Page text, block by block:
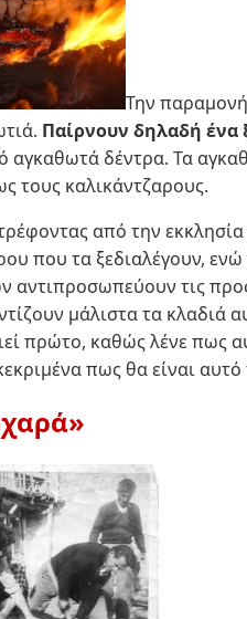
Την
Παίρνουν δηλαδή ένα
αγκαθωτά δέντρα. Τα
τους καλικάντζαρους.
από την
που τα ξεδιαλέγουν,
αντιπροσωπεύουν τις
μάλιστα τα κλαδιά
πρώτο, καθώς λένε πως
πως θα είναι